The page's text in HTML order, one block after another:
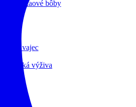
kakaové bôby
vajec
a detská výživa